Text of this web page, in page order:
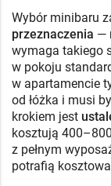
Wybór minibaru
przeznaczenia —
wymaga takiego
w pokoju
w apartamencie
od łóżka i musi
krokiem jest
kosztują
z pełnym
potrafią